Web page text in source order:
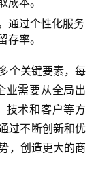
通过个性化服务
率。
个关键要素，每
业需要从全局出
技术和客户等方
过不断创新和优
，创造更大的商